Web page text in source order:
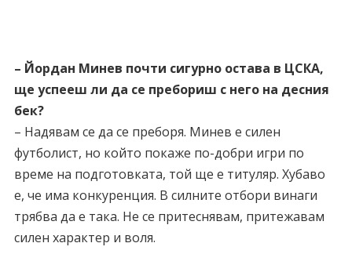
– Йордан Минев почти сигурно остава в ЦСКА,
ще успееш ли да се пребориш с него на десния
бек?
– Надявам се да се преборя. Минев е силен
футболист, но който покаже по-добри игри по
време на подготовката, той ще е титуляр. Хубаво
е, че има конкуренция. В силните отбори винаги
трябва да е така. Не се притеснявам, притежавам
силен характер и воля.